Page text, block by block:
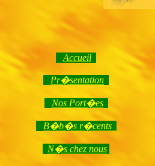
Accueil
Pr�sentation
Nos Port�es
B�b�s r�cents
N�s chez nous